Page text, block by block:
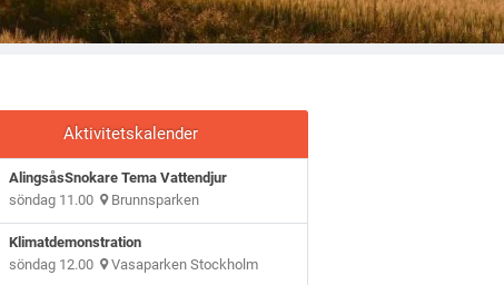
Aktivitetskalender
AlingsåsSnokare Tema Vattendjur
söndag 11.00 Brunnsparken
Klimatdemonstration
söndag 12.00 Vasaparken Stockholm